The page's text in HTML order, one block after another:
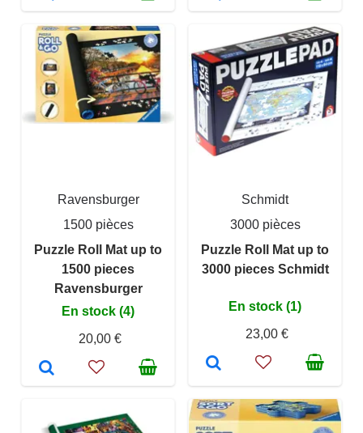
Ravensburger
1500 pièces
Puzzle Roll Mat up to
1500 pieces
Ravensburger
En stock (4)
20,00 €
Schmidt
3000 pièces
Puzzle Roll Mat up to
3000 pieces Schmidt
En stock (1)
23,00 €